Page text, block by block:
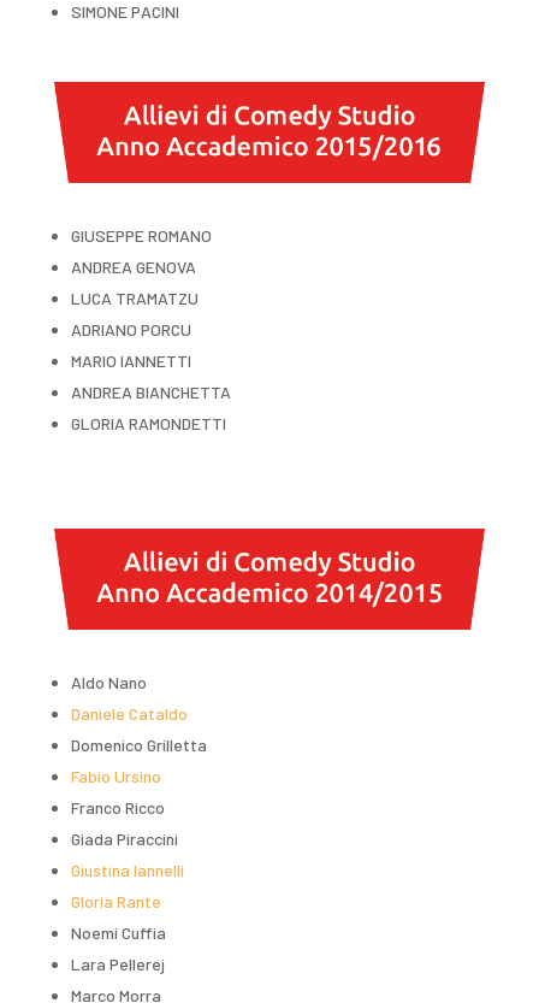
SIMONE PACINI
GIUSEPPE ROMANO
ANDREA GENOVA
LUCA TRAMATZU
ADRIANO PORCU
MARIO IANNETTI
ANDREA BIANCHETTA
GLORIA RAMONDETTI
Aldo Nano
Daniele Cataldo
Domenico Grilletta
Fabio Ursino
Franco Ricco
Giada Piraccini
Giustina Iannelli
Gloria Rante
Noemi Cuffia
Lara Pellerej
Marco Morra